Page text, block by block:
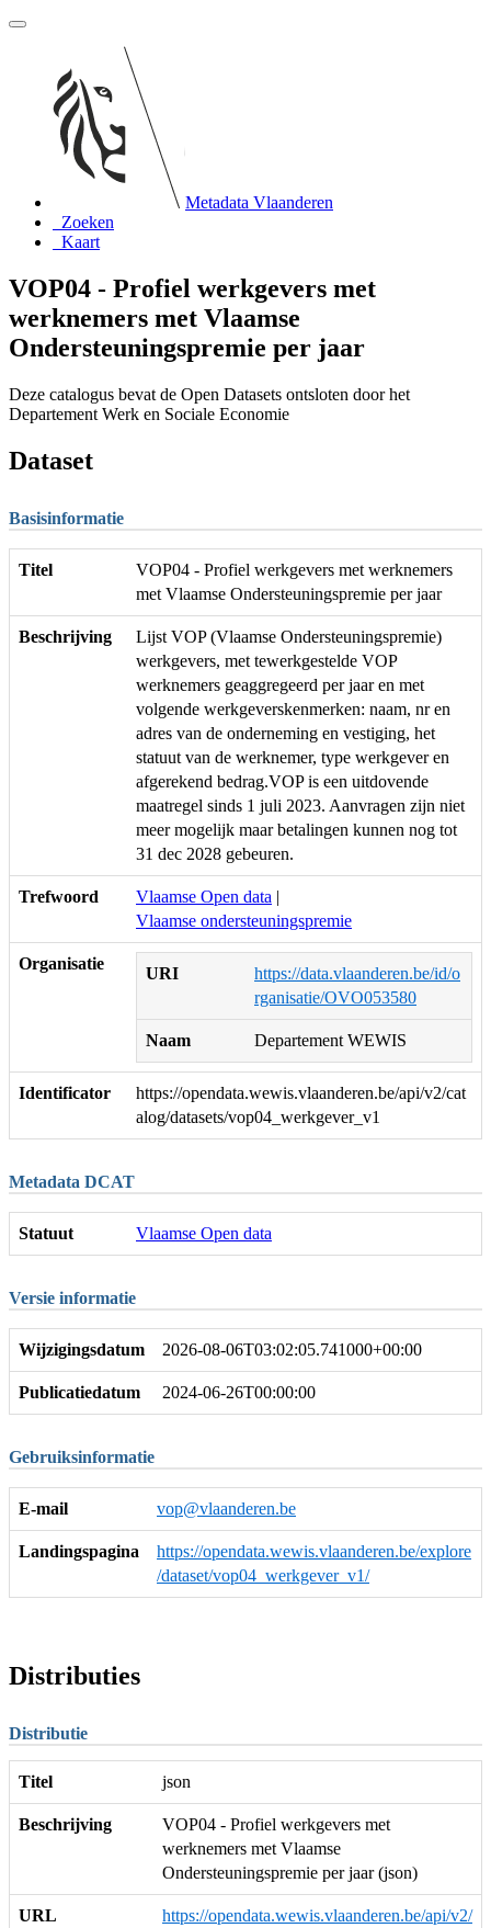
Metadata Vlaanderen
Zoeken
Kaart
VOP04 - Profiel werkgevers met
werknemers met Vlaamse
Ondersteuningspremie per jaar
Deze catalogus bevat de Open Datasets ontsloten door het
Departement Werk en Sociale Economie
Dataset
Basisinformatie
Titel
VOP04 - Profiel werkgevers met werknemers
met Vlaamse Ondersteuningspremie per jaar
Beschrijving
Lijst VOP (Vlaamse Ondersteuningspremie)
werkgevers, met tewerkgestelde VOP
werknemers geaggregeerd per jaar en met
volgende werkgeverskenmerken: naam, nr en
adres van de onderneming en vestiging, het
statuut van de werknemer, type werkgever en
afgerekend bedrag.VOP is een uitdovende
maatregel sinds 1 juli 2023. Aanvragen zijn niet
meer mogelijk maar betalingen kunnen nog tot
31 dec 2028 gebeuren.
Trefwoord Vlaamse Open data |
Vlaamse ondersteuningspremie
Organisatie
URI
https://data.vlaanderen.be/id/o
rganisatie/OVO053580
Naam Departement WEWIS
Identificator
https://opendata.wewis.vlaanderen.be/api/v2/cat
alog/datasets/vop04_werkgever_v1
Metadata DCAT
Statuut Vlaamse Open data
Versie informatie
Wijzigingsdatum 2026-08-06T03:02:05.741000+00:00
Publicatiedatum 2024-06-26T00:00:00
Gebruiksinformatie
E-mail vop@vlaanderen.be
Landingspagina
https://opendata.wewis.vlaanderen.be/explore
/dataset/vop04_werkgever_v1/
Distributies
Distributie
Titel json
Beschrijving
VOP04 - Profiel werkgevers met
werknemers met Vlaamse
Ondersteuningspremie per jaar (json)
URL
https://opendata.wewis.vlaanderen.be/api/v2/